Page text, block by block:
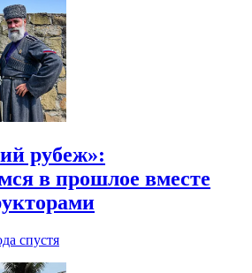
рубеж»:
в прошлое вместе
спустя